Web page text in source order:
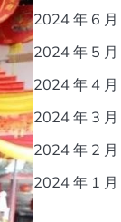
2024 年 6 月
2024 年 5 月
2024 年 4 月
2024 年 3 月
2024 年 2 月
2024 年 1 月